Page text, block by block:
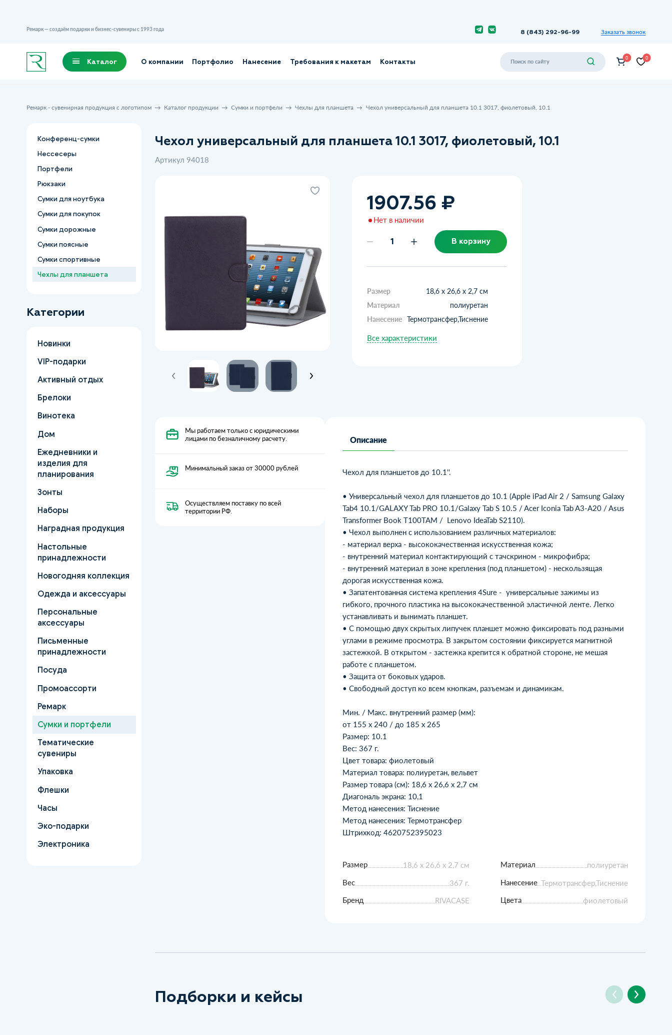
Ремарк — создаём подарки и бизнес-сувениры с 1993 года 8 (843) 292-96-99 Заказать звонок
Каталог О компании Портфолио Нанесение Требования к макетам Контакты 0 0
Ремарк - сувенирная продукция с логотипом Каталог продукции Сумки и портфели Чехлы для планшета Чехол универсальный для планшета 10.1 3017, фиолетовый, 10.1
Конференц-сумки
Нессесеры
Портфели
Рюкзаки
Сумки для ноутбука
Сумки для покупок
Сумки дорожные
Сумки поясные
Сумки спортивные
Чехлы для планшета
Категории
Новинки
VIP-подарки
Активный отдых
Брелоки
Винотека
Дом
Ежедневники и
изделия для
планирования
Зонты
Наборы
Наградная продукция
Настольные
принадлежности
Новогодняя коллекция
Одежда и аксессуары
Персональные
аксессуары
Письменные
принадлежности
Посуда
Промоассорти
Ремарк
Сумки и портфели
Тематические
сувениры
Упаковка
Флешки
Часы
Эко-подарки
Электроника
Чехол универсальный для планшета 10.1 3017, фиолетовый, 10.1
Артикул 94018
1907.56 ₽
Нет в наличии
В корзину
Размер
18,6 х 26,6 х 2,7 см
Материал
полиуретан
Нанесение Термотрансфер,Тиснение
Все характеристики
Мы работаем только с юридическими
лицами по безналичному расчету.
Минимальный заказ от 30000 рублей
Осуществляем поставку по всей
территории РФ.
Описание
Чехол для планшетов до 10.1''.
• Универсальный чехол для планшетов до 10.1 (Apple iPad Air 2 / Samsung Galaxy
Tab4 10.1/GALAXY Tab PRO 10.1/Galaxy Tab S 10.5 / Acer Iconia Tab A3-A20 / Asus
Transformer Book T100TAM / Lenovo IdeaTab S2110).
• Чехол выполнен с использованием различных материалов:
- материал верха - высококачественная искусственная кожа;
- внутренний материал контактирующий с тачскрином - микрофибра;
- внутренний материал в зоне крепления (под планшетом) - нескользящая
дорогая искусственная кожа.
• Запатентованная система крепления 4Sure - универсальные зажимы из
гибкого, прочного пластика на высококачественной эластичной ленте. Легко
устанавливать и вынимать планшет.
• С помощью двух скрытых липучек планшет можно фиксировать под разными
углами в режиме просмотра. В закрытом состоянии фиксируется магнитной
застежкой. В открытом - застежка крепится к обратной стороне, не мешая
работе с планшетом.
• Защита от боковых ударов.
• Свободный доступ ко всем кнопкам, разъемам и динамикам.
Мин. / Макс. внутренний размер (мм):
от 155 x 240 / до 185 x 265
Размер: 10.1
Вес: 367 г.
Цвет товара: фиолетовый
Материал товара: полиуретан, вельвет
Размер товара (см): 18,6 х 26,6 х 2,7 см
Диагональ экрана: 10,1
Метод нанесения: Тиснение
Метод нанесения: Термотрансфер
Штрихкод: 4620752395023
Размер 18,6 х 26,6 х 2,7 см Материал
полиуретан
Вес
367 г. Нанесение Термотрансфер,Тиснение
Бренд
RIVACASE Цвета фиолетовый
Подборки и кейсы